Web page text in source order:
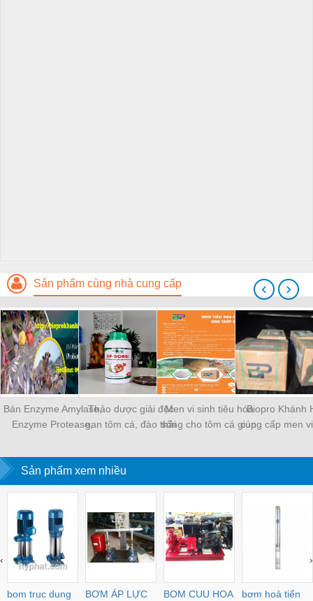
Sản phẩm cùng nhà cung cấp
Bán Enzyme Amylase,
Enzyme Protease,
Thảo dược giải độc
gan tôm cá, đào thải
Men vi sinh tiêu hóa
sống cho tôm cá giúp
đứt khúc ở tôm
Biopro Khánh
cung cấp men
Bacillus
‹ ›
Sản phẩm xem nhiều
bom truc dung
BƠM ÁP LỰC
BOM CUU HOA
bơm hoả tiển
‹ ›